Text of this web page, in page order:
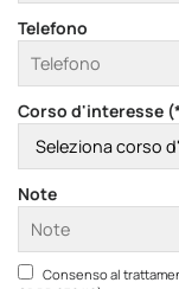
Telefono
Corso d'interesse
Note
Consenso al